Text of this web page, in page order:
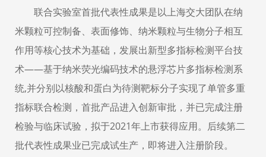
联合实验室首批代表性成果是以上海交大团队在纳
米颗粒可控制备、表面修饰、纳米颗粒与生物分子相互
作用等核心技术为基础，发展出新型多指标检测平台技
术——基于纳米荧光编码技术的悬浮芯片多指标检测系
统,并分别以核酸和蛋白为待测靶标分子实现了单管多重
指标联合检测，首批产品进入创新审批，并已完成注册
检验与临床试验，拟于2021年上市获得应用。后续第二
批代表性成果业已完成试生产，即将进入注册阶段。